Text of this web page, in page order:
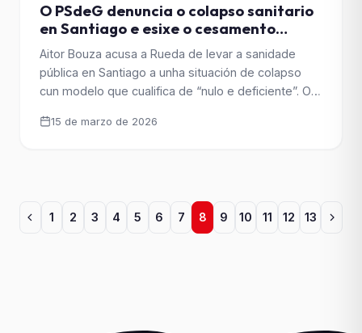
O PSdeG denuncia o colapso sanitario
en Santiago e esixe o cesamento
inmediato do xerente da área
Aitor Bouza acusa a Rueda de levar a sanidade
pública en Santiago a unha situación de colapso
cun modelo que cualifica de “nulo e deficiente”. O
“absolutamente inasumibles”, con tempos de
15 de marzo de 2026
1 2 3 4 5 6 7 8 9 10 11 12 13